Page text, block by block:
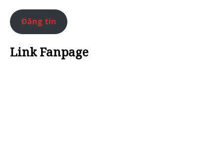
Đăng tin
Link Fanpage